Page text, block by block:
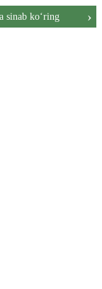
sinab ko‘ring ›